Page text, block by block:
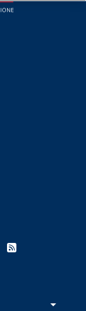
nuova finestra
finestra
- Apertura in
- Apertura in
esterno -
Sito esterno -
- Sito
Feed RSS -